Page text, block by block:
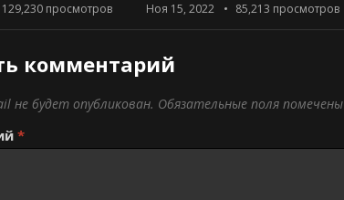
129,230 просмотров Ноя 15, 2022 85,213 просмотров
комментарий
не будет опубликован. Обязательные поля помечены
*